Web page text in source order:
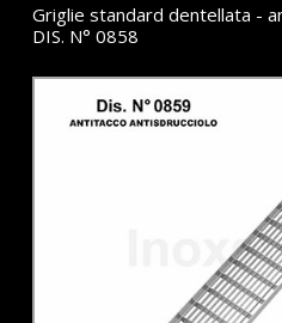
Griglie standard dentellata -
DIS. N° 0858